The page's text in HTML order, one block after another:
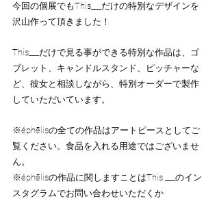
今回の個展でもThis___だけの特別なデザインを
沢山作って頂きました！
This___だけで見る事ができる特別な作品は、ゴ
ブレット、キャンドルスタンド、ピッチャーな
ど、彼女と相談しながら、特別オーダーで製作
していただいています。
※éphēlisの全ての作品はアートピースとしてご
覧ください。食品を入れる用途ではございませ
ん。
※éphēlisの作品に関しますことはThis
___のイン
スタグラムでお問い合わせいただくか